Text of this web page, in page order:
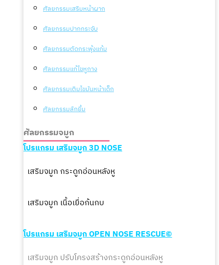
ศัลยกรรมเสริมหน้าผาก
ศัลยกรรมปากกระจับ
ศัลยกรรมตัดกระพุ้งแก้ม
ศัลยกรรมแก้ไขหูกาง
ศัลยกรรมเติมไขมันหน้าเด็ก
ศัลยกรรมลักยิ้ม
ศัลยกรรมจมูก
โปรแกรม เสริมจมูก 3D NOSE
เสริมจมูก กระดูกอ่อนหลังหู
เสริมจมูก เนื้อเยื่อก้นกบ
โปรแกรม เสริมจมูกOPENNOSE RESCUE©
เสริมจมูก ปรับโครงสร้างกระดูกอ่อนหลังหู